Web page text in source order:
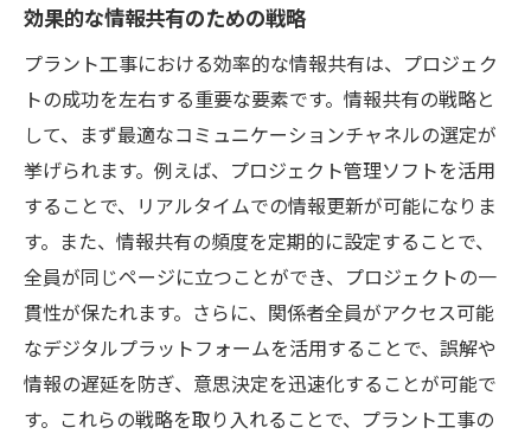
効果的な情報共有のための戦略
プラント工事における効率的な情報共有は、プロジェク
トの成功を左右する重要な要素です。情報共有の戦略と
して、まず最適なコミュニケーションチャネルの選定が
挙げられます。例えば、プロジェクト管理ソフトを活用
することで、リアルタイムでの情報更新が可能になりま
す。また、情報共有の頻度を定期的に設定することで、
全員が同じページに立つことができ、プロジェクトの一
貫性が保たれます。さらに、関係者全員がアクセス可能
なデジタルプラットフォームを活用することで、誤解や
情報の遅延を防ぎ、意思決定を迅速化することが可能で
す。これらの戦略を取り入れることで、プラント工事の